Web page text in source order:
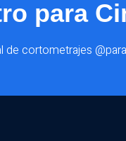
para
de cortometrajes